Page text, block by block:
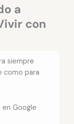
a
con
siempre
como para
Google